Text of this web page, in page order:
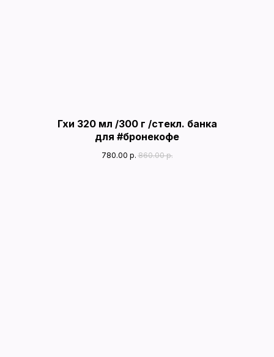
Гхи 320 мл /300 г /стекл. банка
для #бронекофе
780.00 р. 860.00 р.